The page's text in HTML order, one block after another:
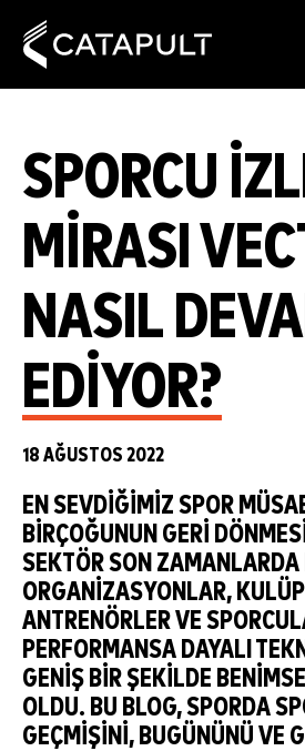
SPORCU
MIRASI
NASIL
EDIYOR?
18 AĞUSTOS 2022
EN SEVDIĞIMIZ SPOR
BIRÇOĞUNUN GERI
SEKTÖR SON ZAMANLARDA
ORGANIZASYONLAR,
ANTRENÖRLER VE
PERFORMANSA DAYALI
GENIŞ BIR ŞEKILDE
OLDU. BU BLOG, SPORDA
GEÇMIŞINI, BUGÜNÜNÜ VE